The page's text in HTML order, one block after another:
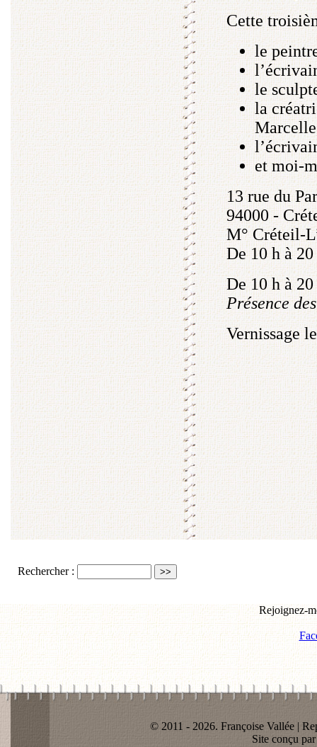
Cette
le
le
la
et moi-
13 rue du
94000 -
M° Créteil-
De 10 h à
De 10 h à 20
Présence
Vernissage
Rechercher :
Rejoignez-
© 2011 - 2026. Françoise Vallée |
Site conçu